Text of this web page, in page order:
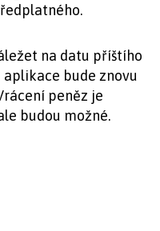
na datu příštího
bude znovu
peněz je
budou možné.